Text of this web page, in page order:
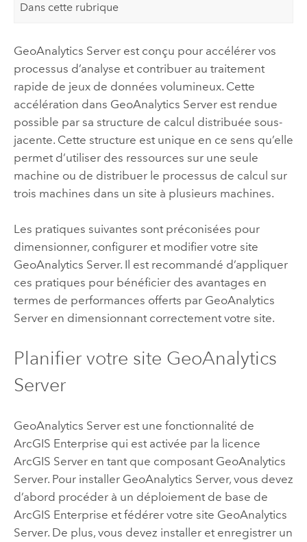
Dans cette rubrique
GeoAnalytics Serverest conçu pour accélérer vos
processus d’analyse et contribuer au traitement
rapide de jeux de données volumineux. Cette
accélération dans GeoAnalytics Serverest rendue
possible par sa structure de calcul distribuée sous-
jacente. Cette structure est unique en ce sens qu’elle
permet d’utiliser des ressources sur une seule
machine ou de distribuer le processus de calcul sur
trois machines dans un site à plusieurs machines.
Les pratiques suivantes sont préconisées pour
dimensionner, configurer et modifier votre site
GeoAnalytics Server. Il est recommandé d’appliquer
ces pratiques pour bénéficier des avantages en
termes de performances offerts par GeoAnalytics
Serveren dimensionnant correctement votre site.
Planifier votre site GeoAnalytics
Server
GeoAnalytics Serverest une fonctionnalité de
ArcGIS Enterprise qui est activée par la licence
ArcGIS Serveren tant que composant GeoAnalytics
Server. Pour installer GeoAnalytics Server, vous devez
d’abord procéder à un déploiement de base de
ArcGIS Enterprise et fédérer votre site GeoAnalytics
Server. De plus, vous devez installer et enregistrer un